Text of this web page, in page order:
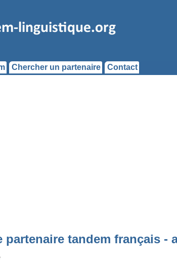
Chercher un partenaire Contact
partenaire tandem français -